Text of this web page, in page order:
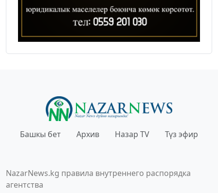
Башкы бет Архив Назар TV Түз эфир
NazarNews.kg правила внутреннего распорядка
агентства